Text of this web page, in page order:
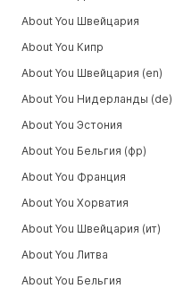
About You Швейцария
About You Кипр
About You Швейцария (en)
About You Нидерланды (de)
About You Эстония
About You Бельгия (фр)
About You Франция
About You Хорватия
About You Швейцария (ит)
About You Литва
About You Бельгия